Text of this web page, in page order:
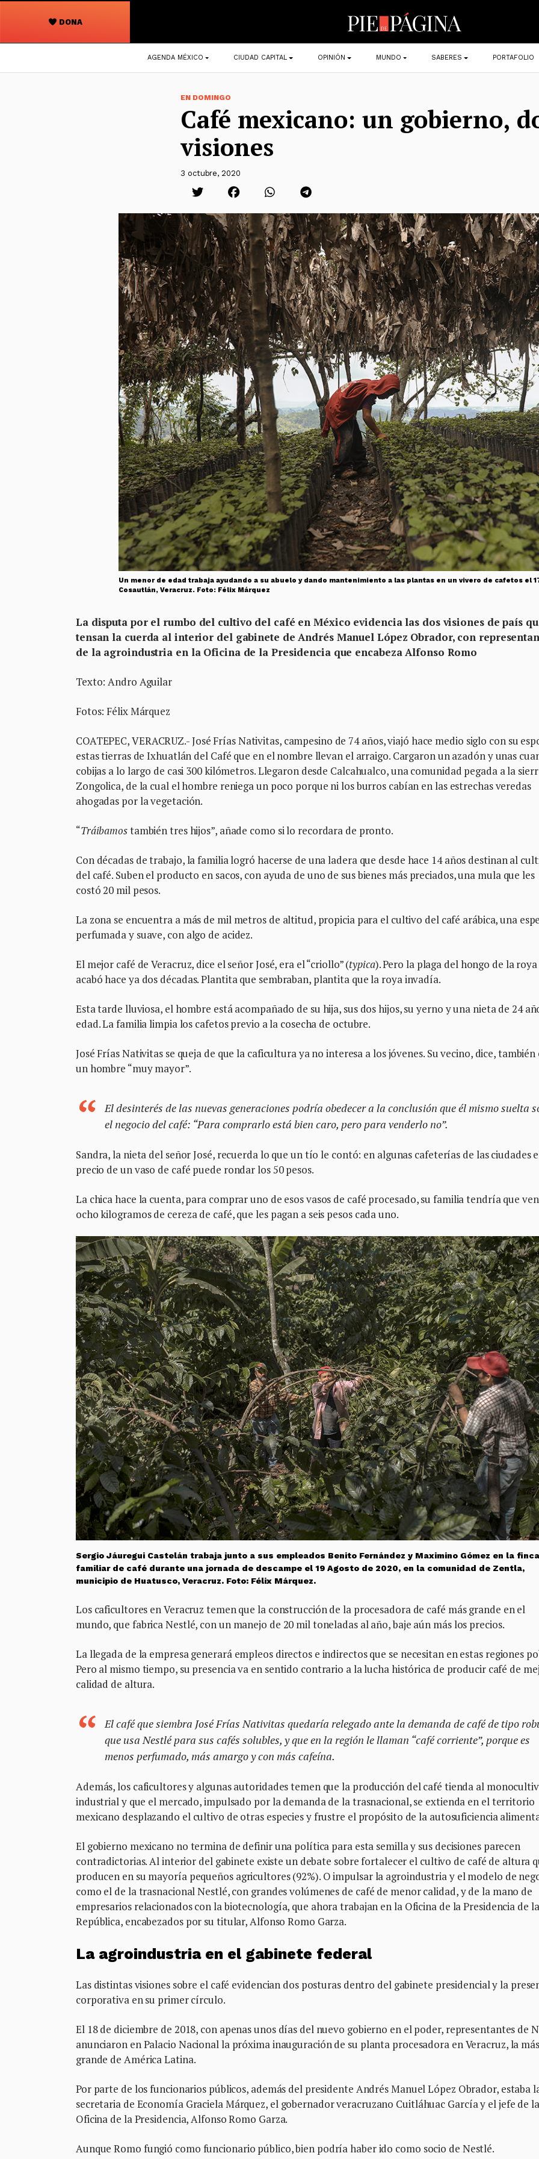
DONA
Navegación
principal
AGENDA MÉXICO CIUDAD CAPITAL OPINIÓN MUNDO SABERES PORTAFOLIO
EN DOMINGO
Café mexicano: un gobierno,
visiones
3 octubre, 2020
Un menor de edad trabaja ayudando a su abuelo y dando mantenimiento a las plantas en un vivero de cafetos el
Cosautlán, Veracruz. Foto: Félix Márquez
La disputa por el rumbo del cultivo del café en México evidencia las dos visiones de país
tensan la cuerda al interior del gabinete de Andrés Manuel López Obrador, con
de la agroindustria en la Oficina de la Presidencia que encabeza Alfonso Romo
Texto: Andro Aguilar
Fotos: Félix Márquez
COATEPEC, VERACRUZ.- José Frías Nativitas, campesino de 74 años, viajó hace medio siglo con su
estas tierras de Ixhuatlán del Café que en el nombre llevan el arraigo. Cargaron un azadón y unas
cobijas a lo largo de casi 300 kilómetros. Llegaron desde Calcahualco, una comunidad pegada a la
Zongolica, de la cual el hombre reniega un poco porque ni los burros cabían en las estrechas veredas
ahogadas por la vegetación.
“Tráibamostambién tres hijos”, añade como si lo recordara de pronto.
Con décadas de trabajo, la familia logró hacerse de una ladera que desde hace 14 años destinan al
del café. Suben el producto en sacos, con ayuda de uno de sus bienes más preciados, una mula que les
costó 20 mil pesos.
La zona se encuentra a más de mil metros de altitud, propicia para el cultivo del café arábica, una
perfumada y suave, con algo de acidez.
El mejor café de Veracruz, dice el señor José, era el “criollo” (typica). Pero la plaga del hongo de la
acabó hace ya dos décadas. Plantita que sembraban, plantita que la roya invadía.
Esta tarde lluviosa, el hombre está acompañado de su hija, sus dos hijos, su yerno y una nieta de 24
edad. La familia limpia los cafetos previo a la cosecha de octubre.
José Frías Nativitas se queja de que la caficultura ya no interesa a los jóvenes. Su vecino, dice, también
un hombre “muy mayor”.
El desinterés de las nuevas generaciones podría obedecer a la conclusión que él mismo suelta
el negocio del café: “Para comprarlo está bien caro, pero para venderlo no”.
Sandra, la nieta del señor José, recuerda lo que un tío le contó: en algunas cafeterías de las ciudades
precio de un vaso de café puede rondar los 50 pesos.
La chica hace la cuenta, para comprar uno de esos vasos de café procesado, su familia tendría que
ocho kilogramos de cereza de café, que les pagan a seis pesos cada uno.
Sergio Jáuregui Castelán trabaja junto a sus empleados Benito Fernández y Maximino Gómez en la finca
familiar de café durante una jornada de descampe el 19 Agosto de 2020, en la comunidad de Zentla,
municipio de Huatusco, Veracruz. Foto: Félix Márquez.
Los caficultores en Veracruz temen que la construcción de la procesadora de café más grande en el
mundo, que fabrica Nestlé, con un manejo de 20 mil toneladas al año, baje aún más los precios.
La llegada de la empresa generará empleos directos e indirectos que se necesitan en estas regiones
Pero al mismo tiempo, su presencia va en sentido contrario a la lucha histórica de producir café de
calidad de altura.
El café que siembra José Frías Nativitas quedaría relegado ante la demanda de café de tipo
que usa Nestlé para sus cafés solubles, y que en la región le llaman “café corriente”, porque es
menos perfumado, más amargo y con más cafeína.
Además, los caficultores y algunas autoridades temen que la producción del café tienda al
industrial y que el mercado, impulsado por la demanda de la trasnacional, se extienda en el territorio
mexicano desplazando el cultivo de otras especies y frustre el propósito de la autosuficiencia
El gobierno mexicano no termina de definir una política para esta semilla y sus decisiones parecen
contradictorias. Al interior del gabinete existe un debate sobre fortalecer el cultivo de café de altura
producen en su mayoría pequeños agricultores (92%). O impulsar la agroindustria y el modelo de
como el de la trasnacional Nestlé, con grandes volúmenes de café de menor calidad, y de la mano de
empresarios relacionados con la biotecnología, que ahora trabajan en la Oficina de la Presidencia de la
República, encabezados por su titular, Alfonso Romo Garza.
La agroindustria en el gabinete federal
Las distintas visiones sobre el café evidencian dos posturas dentro del gabinete presidencial y la
corporativa en su primer círculo.
El 18 de diciembre de 2018, con apenas unos días del nuevo gobierno en el poder, representantes de
anunciaron en Palacio Nacional la próxima inauguración de su planta procesadora en Veracruz, la más
grande de América Latina.
Por parte de los funcionarios públicos, además del presidente Andrés Manuel López Obrador, estaba
secretaria de Economía Graciela Márquez, el gobernador veracruzano Cuitláhuac García y el jefe de la
Oficina de la Presidencia, Alfonso Romo Garza.
Aunque Romo fungió como funcionario público, bien podría haber ido como socio de Nestlé.